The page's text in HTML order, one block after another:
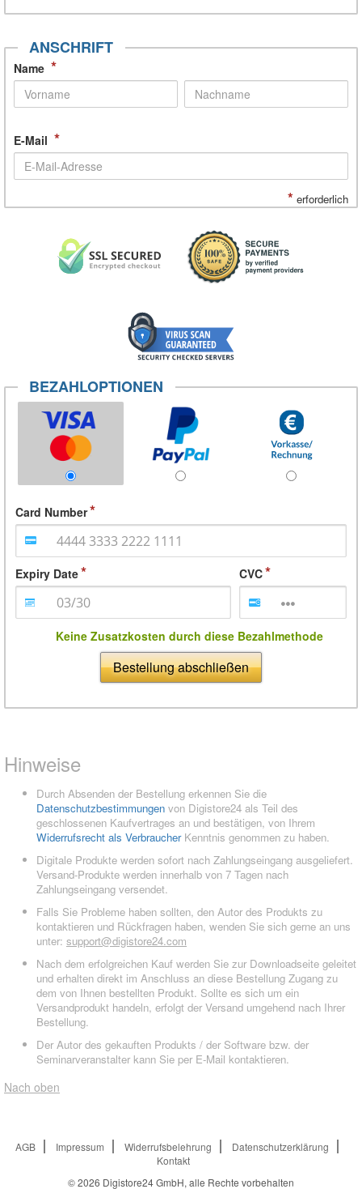
ANSCHRIFT
Name *
E-Mail *
* erforderlich
BEZAHLOPTIONEN
Card Number
Expiry Date CVC
Keine Zusatzkosten durch diese Bezahlmethode
Bestellung abschließen
Hinweise
Durch Absenden der Bestellung erkennen Sie die
Datenschutzbestimmungen von Digistore24 als Teil des
geschlossenen Kaufvertrages an und bestätigen, von Ihrem
Widerrufsrecht als VerbraucherKenntnis genommen zu haben.
Digitale Produkte werden sofort nach Zahlungseingang ausgeliefert.
Versand-Produkte werden innerhalb von 7 Tagen nach
Zahlungseingang versendet.
Falls Sie Probleme haben sollten, den Autor des Produkts zu
kontaktieren und Rückfragen haben, wenden Sie sich gerne an uns
unter: support@digistore24.com
Nach dem erfolgreichen Kauf werden Sie zur Downloadseite geleitet
und erhalten direkt im Anschluss an diese Bestellung Zugang zu
dem von Ihnen bestellten Produkt. Sollte es sich um ein
Versandprodukt handeln, erfolgt der Versand umgehend nach Ihrer
Bestellung.
Der Autor des gekauften Produkts / der Software bzw. der
Seminarveranstalter kann Sie per E-Mail kontaktieren.
Nach oben
AGB Impressum Widerrufsbelehrung
Datenschutzerklärung
Kontakt
© 2026 Digistore24 GmbH, alle Rechte vorbehalten